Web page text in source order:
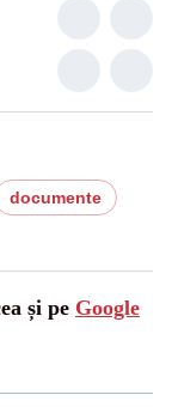
documente
și pe Google